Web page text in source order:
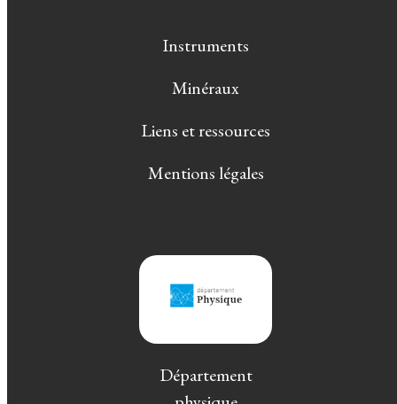
Instruments
Minéraux
Liens et ressources
Mentions légales
Département